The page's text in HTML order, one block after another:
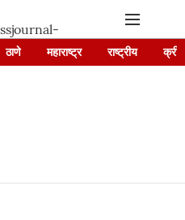
ठाणे महाराष्ट्र राष्ट्रीय